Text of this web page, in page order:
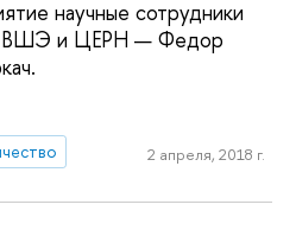
научные сотрудники
ВШЭ и ЦЕРН — Федор
2 апреля, 2018 г.